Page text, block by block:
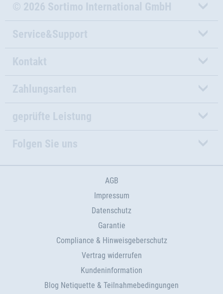
© 2026 Sortimo International GmbH
Service&Support
Kontakt
Zahlungsarten
geprüfte Leistung
Folgen Sie uns
AGB
Impressum
Datenschutz
Garantie
Compliance & Hinweisgeberschutz
Vertrag widerrufen
Kundeninformation
Blog Netiquette & Teilnahmebedingungen